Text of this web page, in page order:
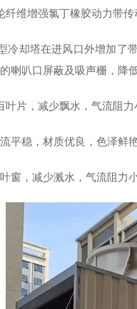
纤维增强氯丁橡胶动力带
冷却塔在进风口外增加
喇叭口屏蔽及吸声栅，降
叶片，减少飘水，气流阻
平稳，材质优良，色泽鲜
窗，减少溅水，气流阻力小